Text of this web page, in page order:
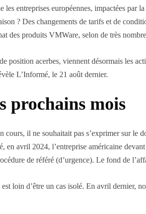
entreprises européennes, impactées
? Des changements de tarifs et de
des produits VMWare, selon de très
position acerbes, viennent désormais les
L’Informé, le 21 août dernier.
prochains mois
il ne souhaitait pas s’exprimer sur le
avril 2024, l’entreprise américaine
de référé (d’urgence). Le fond de
loin d’être un cas isolé. En avril dernier,